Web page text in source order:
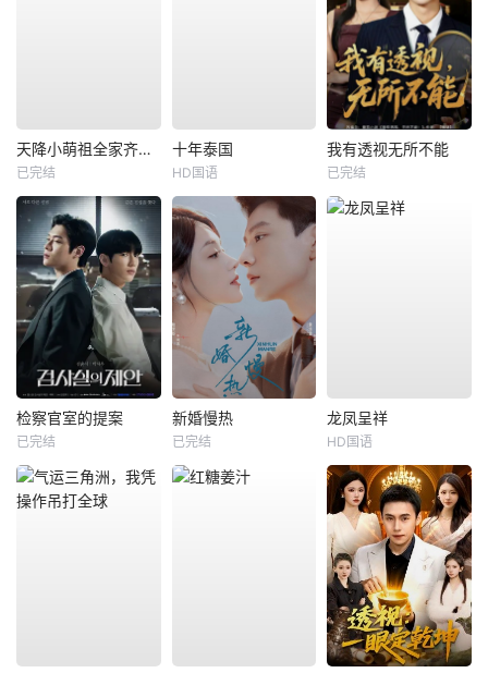
天降小萌祖全家齐齐宠
已完结
十年泰国
HD国语
我有透视无所不能
已完结
检察官室的提案
已完结
新婚慢热
已完结
龙凤呈祥
HD国语